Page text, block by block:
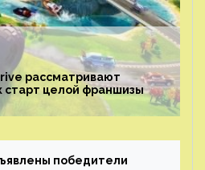
рассматривают
старт целой франшизы
победители